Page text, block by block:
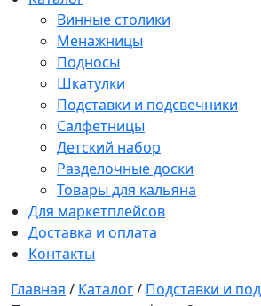
Винные столики
Менажницы
Подносы
Шкатулки
Подставки и подсвечники
Салфетницы
Детский набор
Разделочные доски
Товары для кальяна
Для маркетплейсов
Доставка и оплата
Контакты
Главная / Каталог/ Подставки и